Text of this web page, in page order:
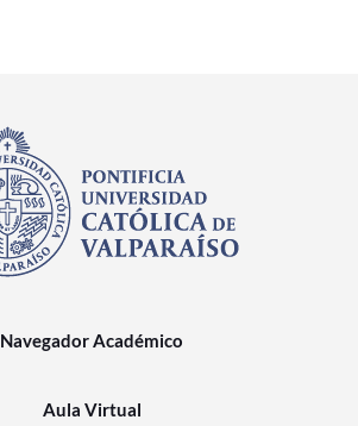
Navegador Académico
Aula Virtual